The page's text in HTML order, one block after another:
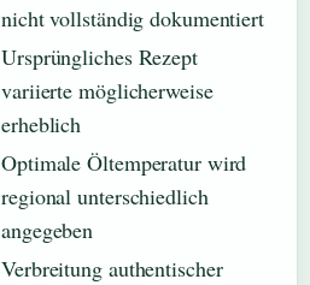
nicht vollständig dokumentiert
Ursprüngliches Rezept
variierte möglicherweise
erheblich
Optimale Öltemperatur wird
regional unterschiedlich
angegeben
Verbreitung authentischer